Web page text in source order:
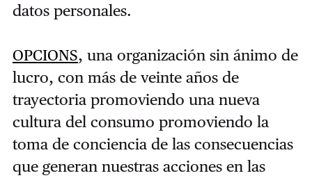
datos personales.
OPCIONS, una organización sin ánimo de
lucro, con más de veinte años de
trayectoria promoviendo una nueva
cultura del consumo promoviendo la
toma de conciencia de las consecuencias
que generan nuestras acciones en las